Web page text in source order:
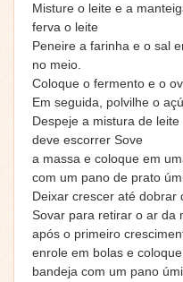
Misture o leite e a
ferva o leite
Peneire a farinha e o sal
no meio.
Coloque o fermento e o
Em seguida, polvilhe o
Despeje a mistura de
deve escorrer Sove
a massa e coloque em
com um pano de prato
Deixar crescer até dobrar
Sovar para retirar o ar da
após o primeiro
enrole em bolas e
bandeja com um pano